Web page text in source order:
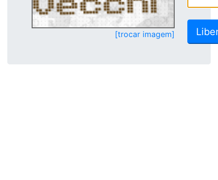
[trocar imagem]